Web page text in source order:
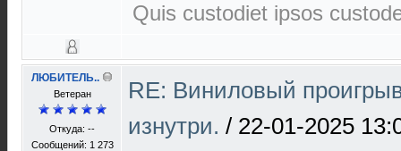
Quis custodiet ipsos
ЛЮБИТЕЛЬ..
Ветеран
Откуда: --
Сообщений: 1 273
RE: Виниловый
изнутри. / 22-01-2025